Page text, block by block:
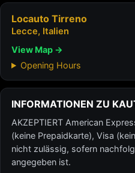
Locauto Tirreno
Lecce, Italien
View Map →
Opening Hours
INFORMATIONEN ZU
AKZEPTIERT American
(keine Prepaidkarte), Visa
nicht zulässig, sofern
angegeben ist.